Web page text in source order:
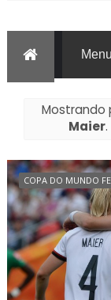
Mostrando
Maier.
COPA DO MUNDO